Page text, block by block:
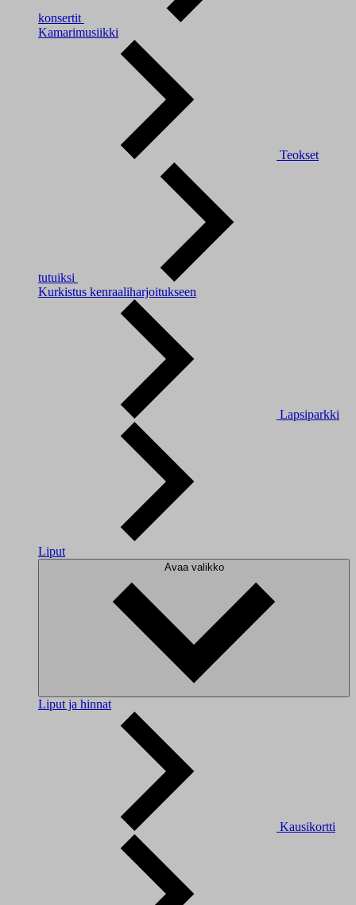
konsertit
Kamarimusiikki
Teokset
tutuiksi
Kurkistus kenraaliharjoitukseen
Lapsiparkki
Liput
Avaa valikko
Liput ja hinnat
Kausikortti